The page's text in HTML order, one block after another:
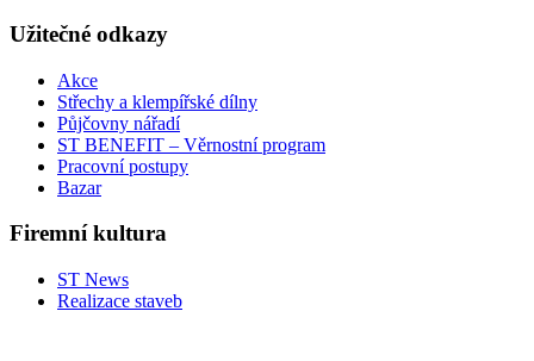
Užitečné odkazy
Akce
Střechy a klempířské dílny
Půjčovny nářadí
ST BENEFIT – Věrnostní program
Pracovní postupy
Bazar
Firemní kultura
ST News
Realizace staveb